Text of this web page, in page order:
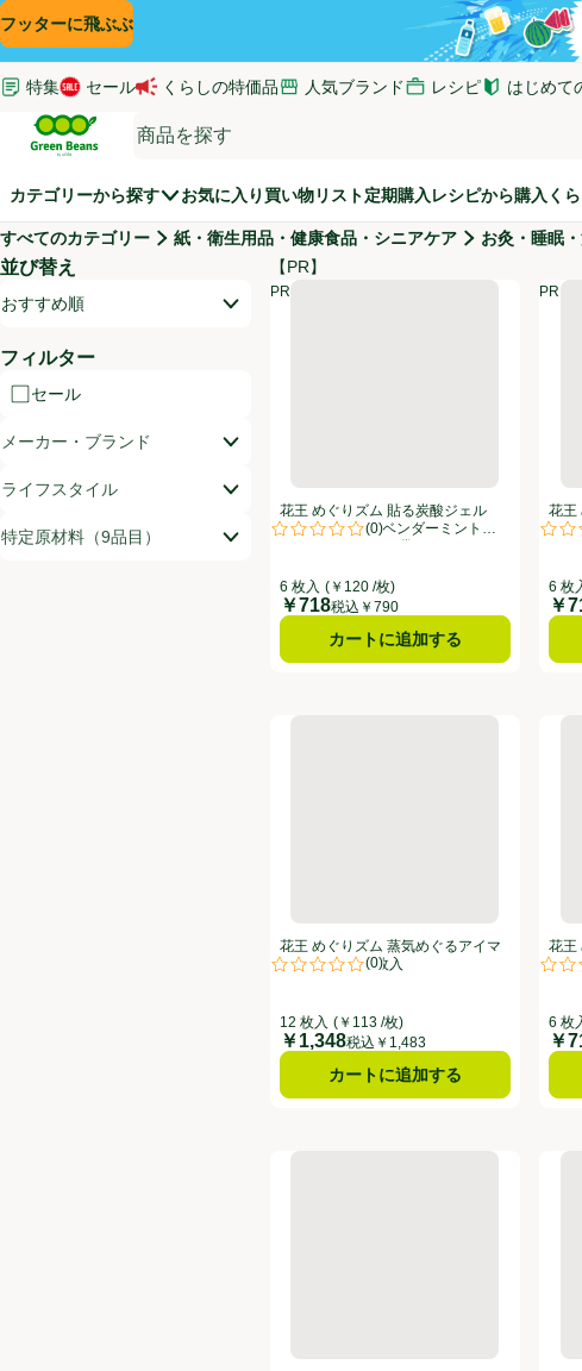
コンテンツに飛ぶ
検索に飛ぶ
フッターに飛ぶ
特集 セール くらしの特価品 人気ブランド レシピ はじめて
(新しいウィ
Green Beans
カテゴリーから探す お気に入り 買い物リスト定期購入 レシピから購入 く
すべてのカテゴリー 紙・衛生用品・健康食品・シニアケア お灸・睡眠
並び替え
開いて並び替えオプションのリストを見る
おすすめ順
フィルター
セール
メーカー・ブランド
ライフスタイル
特定原材料（9品目）
商品リスト
【PR】
PR
PR
花王 めぐりズム 貼る炭酸ジェルパッ
(0)
評価は0件のレビューで5点中0.0点。
花王 めぐりズム 貼る炭酸ジェル
パック FOOT ラベンダーミントの香
6 枚入 (￥120 /枚)
価格
￥718税込￥790
カートに追加する
PR
PR
花
評価
花王
パック
6 枚
価格
￥
花王 めぐりズム 蒸気めぐるアイマス
(0)
評価は0件のレビューで5点中0.0点。
花王 めぐりズム 蒸気めぐるアイマ
スク 無香料 12枚入
12 枚入 (￥113 /枚)
価格
￥1,348税込￥1,483
カートに追加する
花
評価
花王
パッ
り
6 枚
価格
￥
花王 めぐりズム 蒸気めぐるアイマス花